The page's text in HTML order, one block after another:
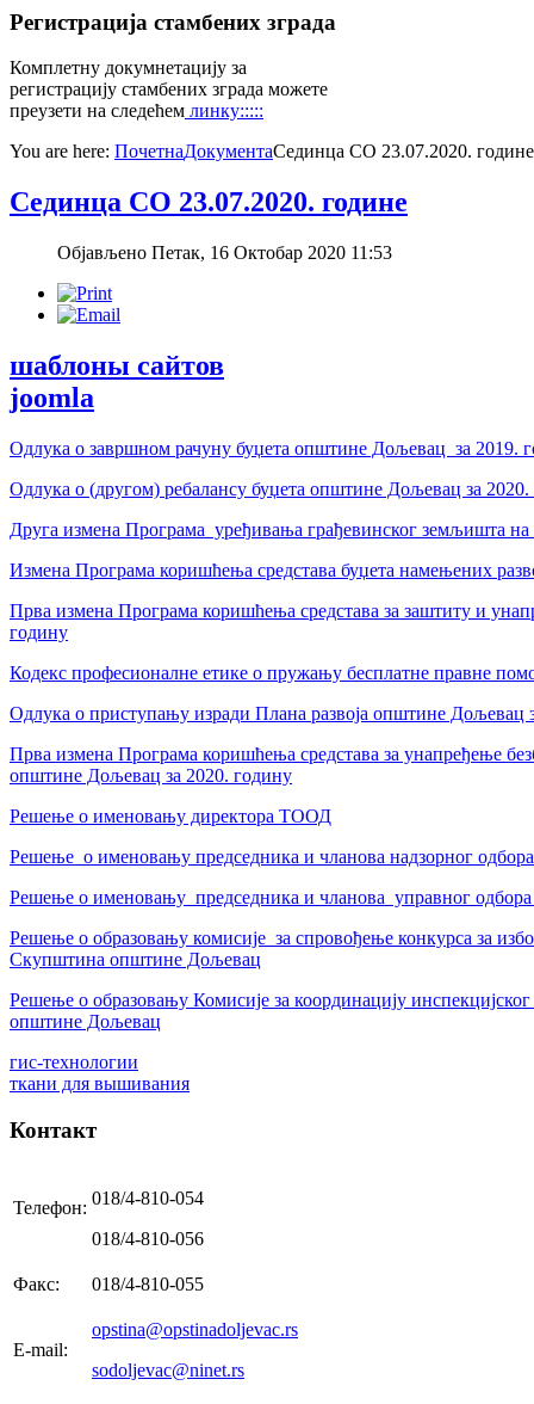
Регистрација стамбених зграда
Комплетну докумнетацију за
регистрацију стамбених зграда можете
преузети на следећем линку:::::
You are here: ПочетнаДокументаСединца СО 23.07.2020. године
Сединца СО 23.07.2020. године
Објављено Петак, 16 Октобар 2020 11:53
шаблоны сайтов
joomla
Одлука о за­вр­шном ра­чу­ну бу­џе­та оп­шти­не Дољевац за 2019.
Одлука о (другом) ребалансу буџета општине Дољевац за 2020.
Друга измена Програма уређивања грађевинског земљишта
Измена Програма коришћења средстава буџета намењених
Прва измена Програма коришћења средстава за заштиту и
годину
Кодекс професионалне етике о пружању бесплатне правне
Одлука о приступању изради Плана развоја општине Дољевац
Прва измена Програма коришћења средстава за унапређење
општине Дољевац за 2020. годину
Решење о именовању директора ТООД
Решење о именовању председника и чланова надзорног
Решење о именовању председника и чланова управног
Решење о образовању комисије за спровођење конкурса за
Скупштина општине Дољевац
Решење o образовању Комисије за координацију
општине Дољевац
гис-технологии
ткани для вышивания
Контакт
Телефон: 018/4-810-054
018/4-810-056
Факс: 018/4-810-055
E-mail:
opstina@opstinadoljevac.rs
sodoljevac@ninet.rs